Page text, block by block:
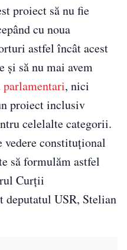
proiect să nu fie
cu noua
astfel încât acest
şi să nu mai avem
parlamentari, nici
proiect inclusiv
celelalte categorii.
vedere constituţional
să formulăm astfel
Curţii
deputatul USR, Stelian